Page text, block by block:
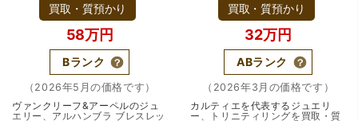
（兵庫県宝塚市）預かって頂くときに持っていた方の宝石
も見て頂く事が出き、購入した商品の価値をいろいろ教え
てもらえた事がとてもよかったです。親切な対応で、また
何かあった時にはこちらでお願いしたいと思いました。
買取・質預かり
58万円
Bランク
（2026年5月の価格です）
ヴァンクリーフ&アーペルのジュ
エリー、アルハンブラ ブレスレッ
買取・質預かり
32万円
ABランク
（2026年3月の価格です）
カルティエを代表するジュエリ
ー、トリニティリングを買取・質